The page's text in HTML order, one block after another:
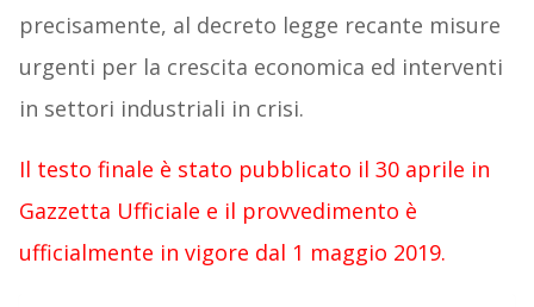
precisamente, al decreto legge recante misure
urgenti per la crescita economica ed interventi
in settori industriali in crisi.
Il testo finale è stato pubblicato il 30 aprile in
Gazzetta Ufficiale e il provvedimento è
ufficialmente in vigore dal 1 maggio 2019.